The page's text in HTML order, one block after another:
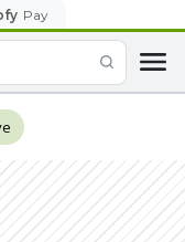
Pay